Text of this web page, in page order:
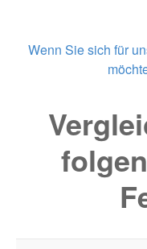
Wenn Sie sich für